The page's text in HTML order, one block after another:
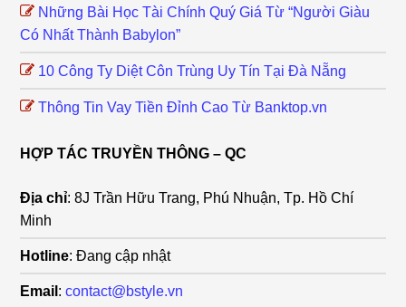
Những Bài Học Tài Chính Quý Giá Từ “Người Giàu
Có Nhất Thành Babylon”
10 Công Ty Diệt Côn Trùng Uy Tín Tại Đà Nẵng
Thông Tin Vay Tiền Đỉnh Cao Từ Banktop.vn
HỢP TÁC TRUYỀN THÔNG – QC
Địa chỉ: 8J Trần Hữu Trang, Phú Nhuận, Tp. Hồ Chí
Minh
Hotline: Đang cập nhật
Email :contact@bstyle.vn